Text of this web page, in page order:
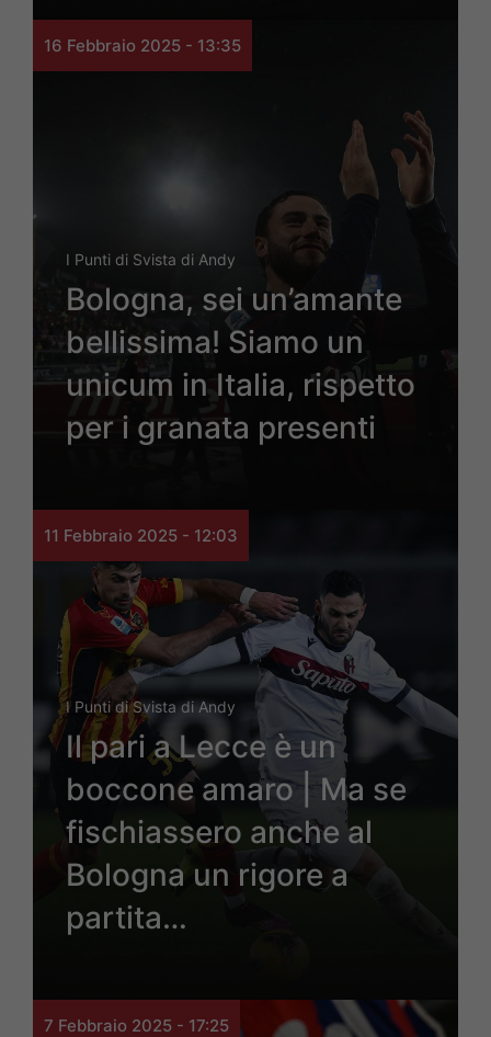
16 Febbraio 2025 - 13:35
I Punti di Svista di Andy
Bologna, sei un’amante
bellissima! Siamo un
unicum in Italia, rispetto
per i granata presenti
11 Febbraio 2025 - 12:03
I Punti di Svista di Andy
Il pari a Lecce è un
boccone amaro | Ma se
fischiassero anche al
Bologna un rigore a
partita…
7 Febbraio 2025 - 17:25